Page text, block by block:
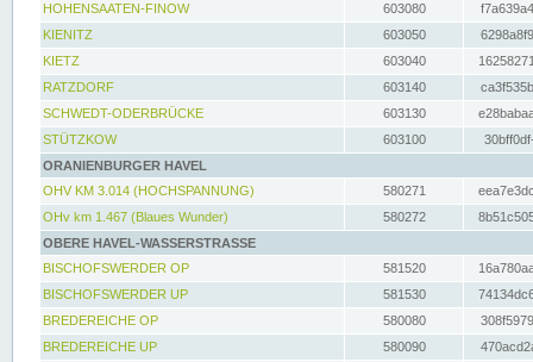
HOHENSAATEN-FINOW
603080
KIENITZ
603050
KIETZ
603040
RATZDORF
603140
SCHWEDT-ODERBRÜCKE
603130
STÜTZKOW
603100
ORANIENBURGER HAVEL
OHV KM 3.014 (HOCHSPANNUNG)
580271
OHv km 1.467 (Blaues Wunder)
580272
OBERE HAVEL-WASSERSTRASSE
BISCHOFSWERDER OP
581520
BISCHOFSWERDER UP
581530
BREDEREICHE OP
580080
BREDEREICHE UP
580090